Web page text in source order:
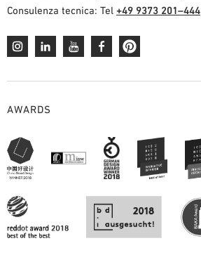
Consulenza tecnica: Tel +49 9373 201–444
AWARDS